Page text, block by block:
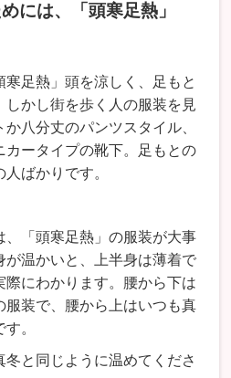
には、「頭寒足熱」
寒足熱」頭を涼しく、足もと
しかし街を歩く人の服装を見
八分丈のパンツスタイル、
カータイプの靴下。足もとの
ばかりです。
、「頭寒足熱」の服装が大事
が温かいと、上半身は薄着で
際にわかります。腰から下は
服装で、腰から上はいつも真
。
と同じように温めてくださ